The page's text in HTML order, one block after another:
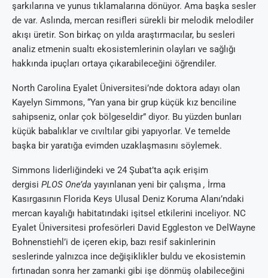
şarkılarına ve yunus tıklamalarına dönüyor. Ama başka sesler
de var. Aslında, mercan resifleri sürekli bir melodik melodiler
akışı üretir. Son birkaç on yılda araştırmacılar, bu sesleri
analiz etmenin sualtı ekosistemlerinin olayları ve sağlığı
hakkında ipuçları ortaya çıkarabileceğini öğrendiler.
North Carolina Eyalet Üniversitesi’nde doktora adayı olan
Kayelyn Simmons, “Yan yana bir grup küçük kız benciline
sahipseniz, onlar çok bölgeseldir” diyor. Bu yüzden bunları
küçük babalıklar ve cıvıltılar gibi yapıyorlar. Ve temelde
başka bir yaratığa evimden uzaklaşmasını söylemek.
Simmons liderliğindeki ve 24 Şubat’ta açık erişim
dergisi PLOS One’da yayınlanan yeni bir çalışma , İrma
Kasırgasının Florida Keys Ulusal Deniz Koruma Alanı’ndaki
mercan kayalığı habitatındaki işitsel etkilerini inceliyor. NC
Eyalet Üniversitesi profesörleri David Eggleston ve DelWayne
Bohnenstiehl’i de içeren ekip, bazı resif sakinlerinin
seslerinde yalnızca ince değişiklikler buldu ve ekosistemin
fırtınadan sonra her zamanki gibi işe dönmüş olabileceğini